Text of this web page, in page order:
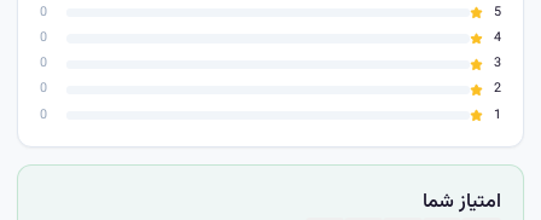
5
0
4
0
3
0
2
0
1
0
امتیاز شما